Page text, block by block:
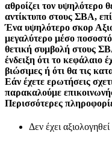
αθροίζει τον υψηλότερο
αντίκτυπο στους ΣΒΑ,
Ένα υψηλότερο σκορ
μεγαλύτερο μέσο
θετική συμβολή στους
ένδειξη ότι το κεφάλαιο
βιώσιμες ή ότι θα τις
Εάν έχετε ερωτήσεις
παρακαλούμε
Περισσότερες
Δεν έχει αξιολογηθεί